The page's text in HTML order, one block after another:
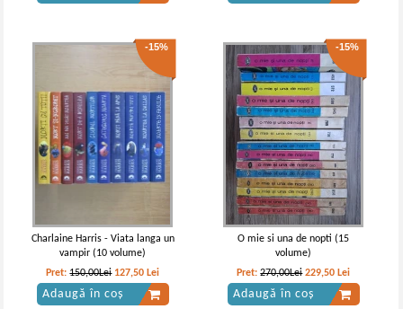
Alexandre Dumas - Vicontele de
Bragelone (4 volume)
Al Dumas - Vicontele de Bragellone
(6 volume)
-15%
Charlaine Harris - Viata langa un
vampir (10 volume)
Pret:150,00Lei 127,50 Lei
Adaugă în coș
-15%
O mie si una de nopti (15
volume)
Pret:270,00Lei 229,50 Lei
Adaugă în coș